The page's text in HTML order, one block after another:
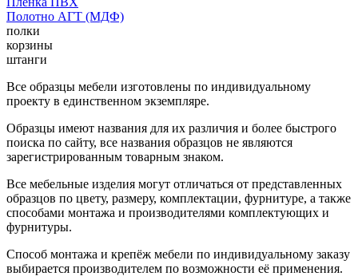
Полотно АГТ (МДФ)
полки
корзины
штанги
Все образцы мебели изготовлены по индивидуальному
проекту в единственном экземпляре.
Образцы имеют названия для их различия и более быстрого
поиска по сайту, все названия образцов не являются
зарегистрированным товарным знаком.
Все мебельные изделия могут отличаться от представленных
образцов по цвету, размеру, комплектации, фурнитуре, а также
способами монтажа и производителями комплектующих и
фурнитуры.
Способ монтажа и крепёж мебели по индивидуальному заказу
выбирается производителем по возможности её применения.